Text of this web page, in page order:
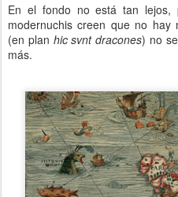
En el fondo no está tan lejos,
modernuchis creen que no
(en plan hic svnt dracones) no
más.